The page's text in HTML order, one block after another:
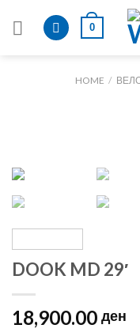
0
HOME /
DOOK MD 29′
18,900.00 ден